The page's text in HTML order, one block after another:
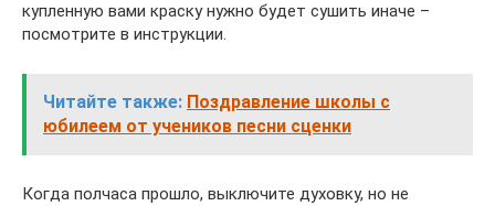
купленную вами краску нужно будет сушить иначе –
посмотрите в инструкции.
Читайте также: Поздравление школы с
юбилеем от учеников песни сценки
Когда полчаса прошло, выключите духовку, но не